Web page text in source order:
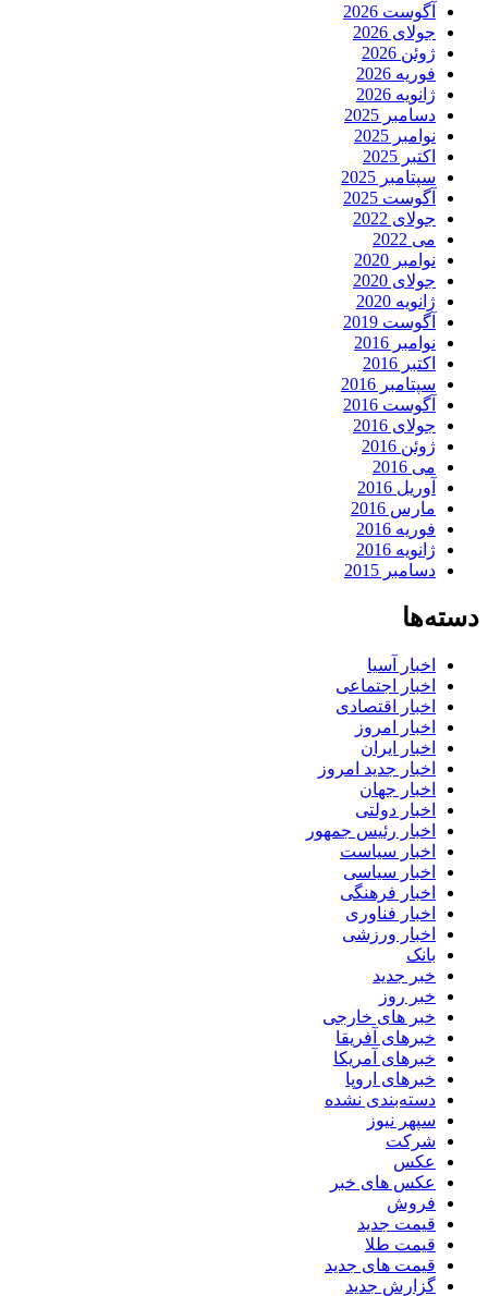
آگوست 2026
جولای 2026
ژوئن 2026
فوریه 2026
ژانویه 2026
دسامبر 2025
نوامبر 2025
اکتبر 2025
سپتامبر 2025
آگوست 2025
جولای 2022
می 2022
نوامبر 2020
جولای 2020
ژانویه 2020
آگوست 2019
نوامبر 2016
اکتبر 2016
سپتامبر 2016
آگوست 2016
جولای 2016
ژوئن 2016
می 2016
آوریل 2016
مارس 2016
فوریه 2016
ژانویه 2016
دسامبر 2015
دسته‌ها
اخبار آسیا
اخبار اجتماعی
اخبار اقتصادی
اخبار امروز
اخبار ایران
اخبار جدید امروز
اخبار جهان
اخبار دولتی
اخبار رئیس جمهور
اخبار سیاست
اخبار سیاسی
اخبار فرهنگی
اخبار فناوری
اخبار ورزشی
بانک
خبر جدید
خبر روز
خبر های خارجی
خبرهای آفریقا
خبرهای آمریکا
خبرهای اروپا
دسته‌بندی نشده
سپهر نیوز
شرکت
عکس
عکس های خبر
فروش
قیمت جدید
قیمت طلا
قیمت های جدید
گزارش جدید